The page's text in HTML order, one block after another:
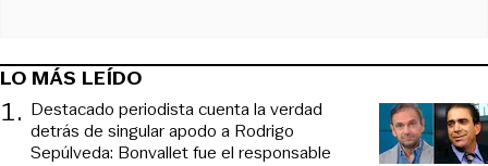
LO MÁS LEÍDO
1. Destacado periodista cuenta la verdad
detrás de singular apodo a Rodrigo
Sepúlveda: Bonvallet fue el responsable